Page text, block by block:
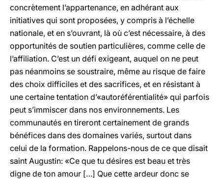
concrètement l’appartenance, en adhérant aux
initiatives qui sont proposées, y compris à l’échelle
nationale, et en s’ouvrant, là où c’est nécessaire, à des
opportunités de soutien particulières, comme celle de
l’affiliation. C’est un défi exigeant, auquel on ne peut
pas néanmoins se soustraire, même au risque de faire
des choix difficiles et des sacrifices, et en résistant à
une certaine tentation d’«autoréférentialité» qui parfois
peut s’immiscer dans nos environnements. Les
communautés en tireront certainement de grands
bénéfices dans des domaines variés, surtout dans
celui de la formation. Rappelons-nous de ce que disait
saint Augustin: «Ce que tu désires est beau et très
digne de ton amour […] Que cette ardeur donc se